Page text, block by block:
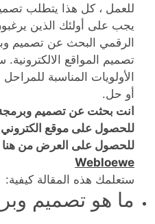
للعمل ، كل هذا يتطلب
يجب على أولئك الذين
الرقمي البحث عن تصميم
تصميم المواقع
الأولويات المناسبة
أو حل.
انت بحثت عن تصميم
للحصول على موقع
للحصول على العرض من هنا
Webloewe
ستعلمك هذه المقالة كيفية:
ما هو تصميم